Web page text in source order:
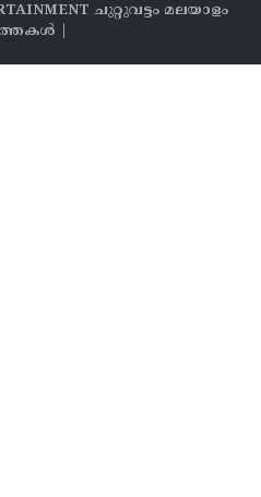
ചുറ്റുവട്ടം മലയാളം
|